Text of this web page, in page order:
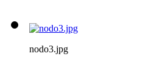
nodo3.jpg